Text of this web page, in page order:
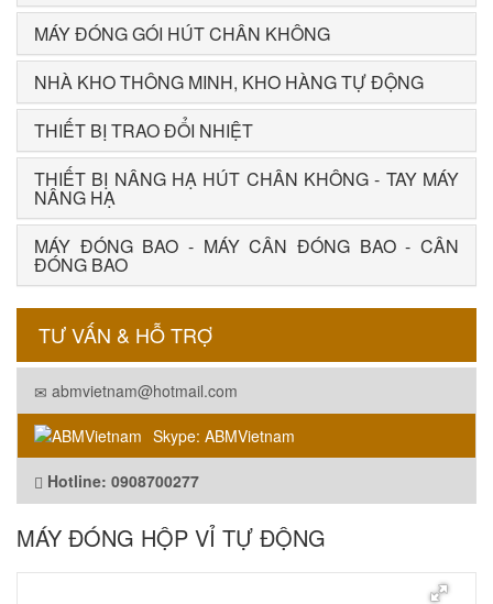
MÁY ĐÓNG GÓI HÚT CHÂN KHÔNG
NHÀ KHO THÔNG MINH, KHO HÀNG TỰ ĐỘNG
THIẾT BỊ TRAO ĐỔI NHIỆT
THIẾT BỊ NÂNG HẠ HÚT CHÂN KHÔNG - TAY MÁY
NÂNG HẠ
MÁY ĐÓNG BAO - MÁY CÂN ĐÓNG BAO - CÂN
ĐÓNG BAO
TƯ VẤN & HỖ TRỢ
abmvietnam@hotmail.com
Skype: ABMVietnam
Hotline: 0908700277
MÁY ĐÓNG HỘP VỈ TỰ ĐỘNG